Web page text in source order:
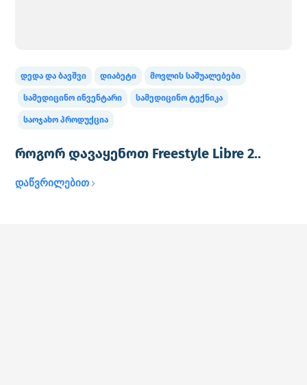
დედა და ბავშვი დიაბეტი მოვლის საშუალებები
სამედიცინო ინვენტარი სამედიცინო ტექნიკა
საოჯახო პროდუქცია
როგორ დავაყენოთ Freestyle Libre 2..
დაწვრილებით